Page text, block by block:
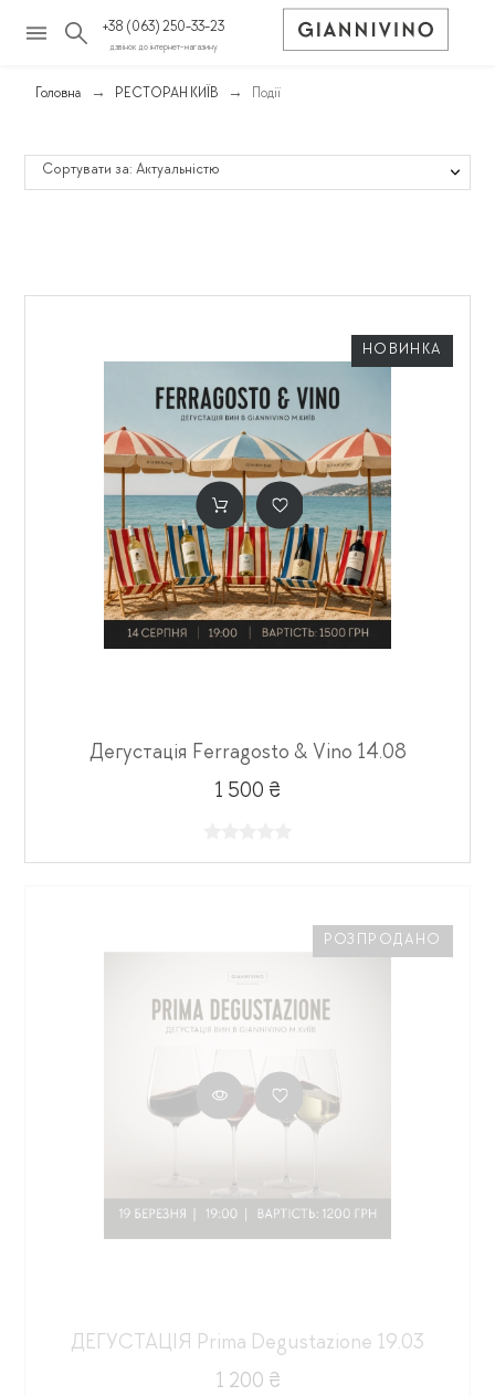
+38 (063) 250-33-23
дзвінок до інтернет-магазину
Головна РЕСТОРАН КИЇВ Події
Сортувати за: Актуальністю
Дегустація Ferragosto & Vino 14.08
1 500 ₴
НОВИНКА
ДЕГУСТАЦІЯ Prima Degustazione 19.03
1 200 ₴
РОЗПРОДАНО